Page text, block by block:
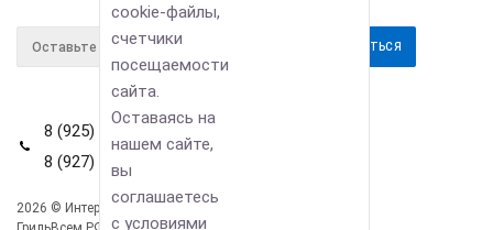
8 (925) 114-42-80
8 (927) 911-22-66
2026 © Интернет-магазин
cookie-файлы,
счетчики
посещаемости
сайта.
Оставаясь на
нашем сайте,
вы
соглашаетесь
с условиями